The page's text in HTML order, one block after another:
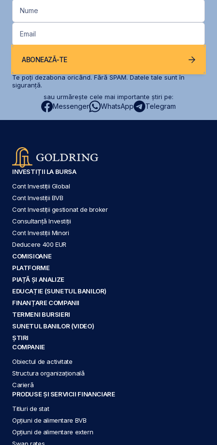
Nume
Email
ABONEAZĂ-TE
Te poți dezabona oricând. Fără SPAM. Datele tale sunt în
siguranță.
sau urmărește cele mai importante știri pe:
Messenger WhatsApp Telegram
INVESTIȚII LA BURSA
Cont Investiții Global
Cont Investiții BVB
Cont Investiții gestionat de broker
Consultanță Investiții
Cont Investiții Minori
Deducere 400 EUR
COMISIOANE
PLATFORME
PIAȚĂ ȘI ANALIZE
EDUCAȚIE (SUNETUL BANILOR)
FINANȚARE COMPANII
TERMENI BURSIERI
SUNETUL BANILOR (VIDEO)
ȘTIRI
COMPANIE
Obiectul de activitate
Structura organizațională
Carieră
PRODUSE ȘI SERVICII FINANCIARE
Titluri de stat
Opțiuni de alimentare BVB
Opțiuni de alimentare extern
Swap rates